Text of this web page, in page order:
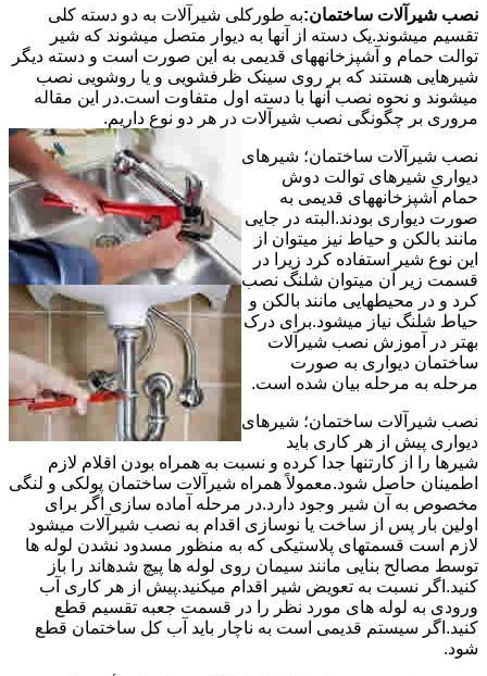
نصب شیرآلات ساختمان:به طورکلی شیرآلات به دو دسته کلی
تقسیم میشوند.یک دسته از آنها به دیوار متصل میشوند که شیر
توالت حمام و آشپزخانههای قدیمی به این صورت است و دسته دیگر
شیرهایی هستند که بر روی سینک ظرفشویی و یا روشویی نصب
میشوند و نحوه نصب آنها با دسته اول متفاوت است.در این مقاله
مروری بر چگونگی نصب شیرآلات در هر دو نوع داریم.
نصب شیرآلات ساختمان؛ شیرهای
دیواری شیرهای توالت دوش
حمام آشپزخانههای قدیمی به
صورت دیواری بودند.البته در جایی
مانند بالکن و حیاط نیز میتوان از
این نوع شیر استفاده کرد زیرا در
قسمت زیر آن میتوان شلنگ نصب
کرد و در محیطهایی مانند بالکن و
حیاط شلنگ نیاز میشود.برای درک
بهتر در آموزش نصب شیرآلات
ساختمان دیواری به صورت
مرحله به مرحله بیان شده است.
نصب شیرآلات ساختمان؛ شیرهای
دیواری پیش از هر کاری باید
شیرها را از کارتنها جدا کرده و نسبت به همراه بودن اقلام لازم
اطمینان حاصل شود.معمولاً همراه شیرآلات ساختمان پولکی و لنگی
مخصوص به آن شیر وجود دارد.در مرحله آماده سازی اگر برای
اولین بار پس از ساخت یا نوسازی اقدام به نصب شیرآلات میشود
لازم است قسمتهای پلاستیکی که به منظور مسدود نشدن لوله ها
توسط مصالح بنایی مانند سیمان روی لوله ها پیچ شدهاند را باز
کنید.اگر نسبت به تعویض شیر اقدام میکنید.پیش از هر کاری آب
ورودی به لوله های مورد نظر را در قسمت جعبه تقسیم قطع
کنید.اگر سیستم قدیمی است به ناچار باید آب کل ساختمان قطع
شود.